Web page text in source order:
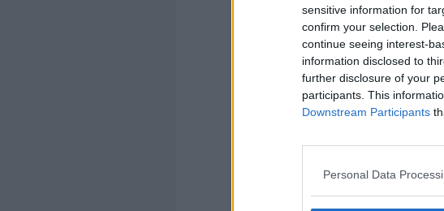
sensitive information for
confirm your selection.
continue seeing interest-
information disclosed to
further disclosure of your
participants. This
Downstream Participants
Personal Data
Kommentar fra: